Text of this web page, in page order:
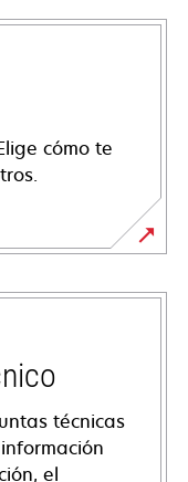
cómo te
técnicas
el